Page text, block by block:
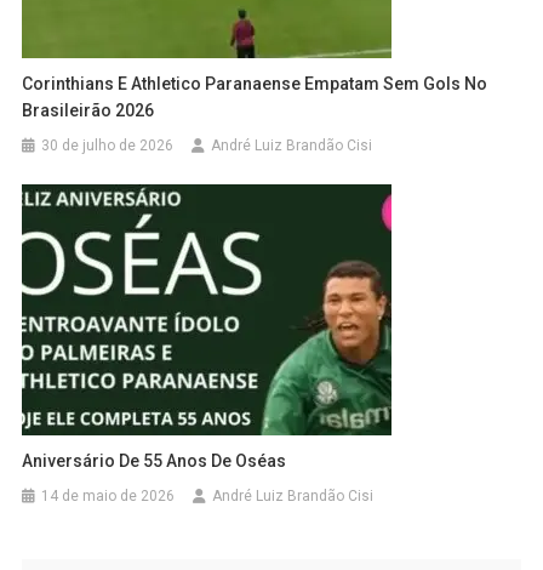
Corinthians E Athletico Paranaense Empatam Sem Gols No
Brasileirão 2026
30 de julho de 2026 André Luiz Brandão Cisi
Aniversário De 55 Anos De Oséas
14 de maio de 2026 André Luiz Brandão Cisi